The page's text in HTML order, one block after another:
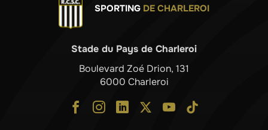
SPORTING DE CHARLEROI
Stade du Pays de Charleroi
Boulevard Zoé Drion, 131
6000 Charleroi